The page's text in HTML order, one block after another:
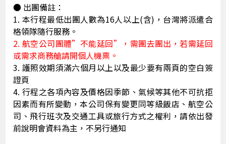
● 出團備註：
1. 本行程最低出團人數為16人以上(含)，台灣將派遣合
格領隊隨行服務。
2. 航空公司團體”不能延回”，需團去團出，若需延回
或需求商務艙請開個人機票。
3. 護照效期須滿六個月以上以及最少要有兩頁的空白簽
證頁
4. 行程之各項內容及價格因季節、氣候等其他不可抗拒
因素而有所變動，本公司保有變更同等級飯店、航空公
司、飛行班次及交通工具或旅行方式之權利，請依出發
前說明會資料為主，不另行通知